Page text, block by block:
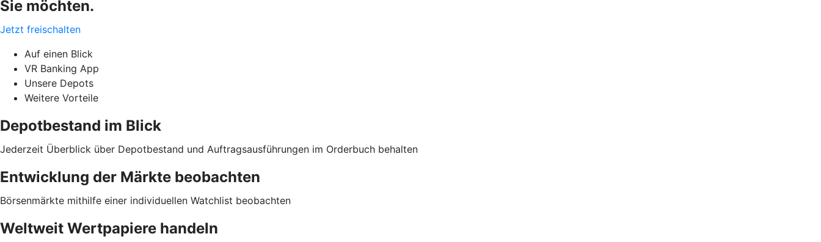
Sie möchten.
Jetzt freischalten
Auf einen Blick
VR Banking App
Unsere Depots
Weitere Vorteile
Depotbestand im Blick
Jederzeit Überblick über Depotbestand und Auftragsausführungen im Orderbuch behalten
Entwicklung der Märkte beobachten
Börsenmärkte mithilfe einer individuellen Watchlist beobachten
Weltweit Wertpapiere handeln